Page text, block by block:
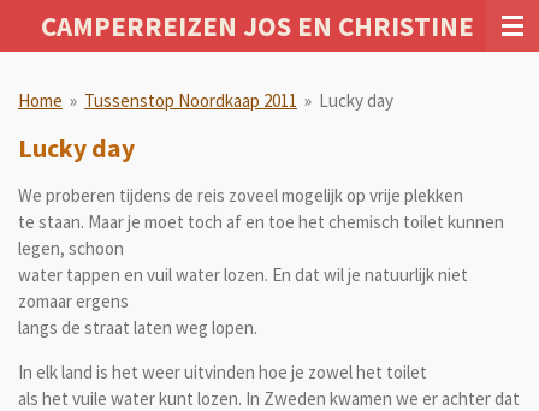
direct
de
CAMPERREIZEN JOS EN CHRISTINE
Home » Tussenstop Noordkaap 2011 » Lucky day
Lucky day
We proberen tijdens de reis zoveel mogelijk op vrije plekken
te staan. Maar je moet toch af en toe het chemisch toilet kunnen
legen, schoon
water tappen en vuil water lozen. En dat wil je natuurlijk niet
zomaar ergens
langs de straat laten weg lopen.
In elk land is het weer uitvinden hoe je zowel het toilet
als het vuile water kunt lozen. In Zweden kwamen we er achter dat